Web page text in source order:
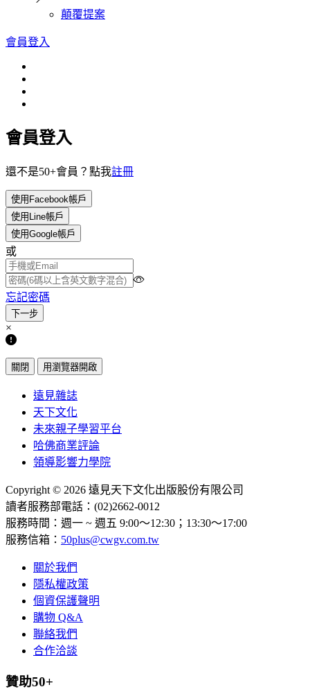
顛覆提案
會員登入
會員登入
還不是50+會員？點我註冊
使用Facebook帳戶
使用Line帳戶
使用Google帳戶
或
忘記密碼
×
關閉 用瀏覽器開啟
遠見雜誌
天下文化
未來親子學習平台
哈佛商業評論
領導影響力學院
Copyright © 2026 遠見天下文化出版股份有限公司
讀者服務部電話：(02)2662-0012
服務時間：週一 ~ 週五 9:00～12:30；13:30～17:00
服務信箱： 50plus@cwgv.com.tw
關於我們
隱私權政策
個資保護聲明
購物 Q&A
聯絡我們
合作洽談
贊助50+